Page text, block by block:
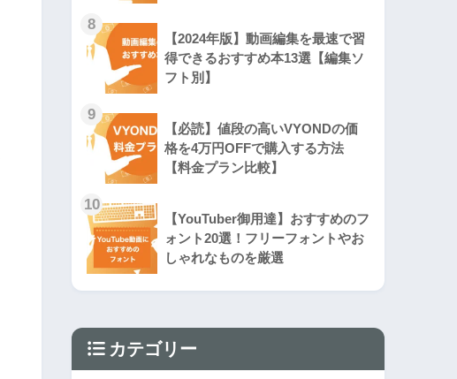
8
【2024年版】動画編集を最速で習
得できるおすすめ本13選【編集ソ
フト別】
9
【必読】値段の高いVYONDの価
格を4万円OFFで購入する方法
【料金プラン比較】
10
【YouTuber御用達】おすすめのフ
ォント20選！フリーフォントやお
しゃれなものを厳選
カテゴリー